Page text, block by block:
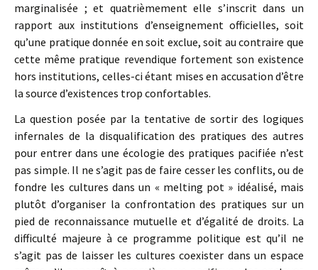
marginalisée ; et quatrièmement elle s’inscrit dans un
rapport aux institutions d’enseignement officielles, soit
qu’une pratique donnée en soit exclue, soit au contraire que
cette même pratique revendique fortement son existence
hors institutions, celles-ci étant mises en accusation d’être
la source d’existences trop confortables.
La question posée par la tentative de sortir des logiques
infernales de la disqualification des pratiques des autres
pour entrer dans une écologie des pratiques pacifiée n’est
pas simple. Il ne s’agit pas de faire cesser les conflits, ou de
fondre les cultures dans un « melting pot » idéalisé, mais
plutôt d’organiser la confrontation des pratiques sur un
pied de reconnaissance mutuelle et d’égalité de droits. La
difficulté majeure à ce programme politique est qu’il ne
s’agit pas de laisser les cultures coexister dans un espace